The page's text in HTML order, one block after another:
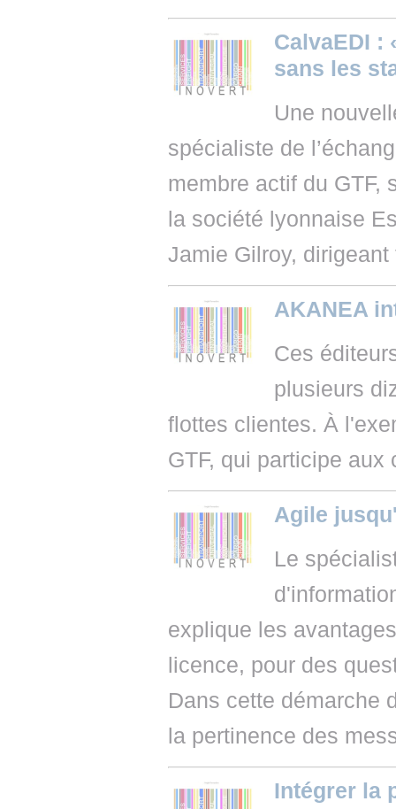
CalvaEDI :
sans les
Une
spécialiste de
membre actif du GTF,
la société lyonnaise
Jamie Gilroy,
AKANEA
Ces
plusieurs
flottes clientes. À
GTF, qui participe
Agile
Le
explique les
licence, pour des
Dans cette démarche
la pertinence des
Intégrer la